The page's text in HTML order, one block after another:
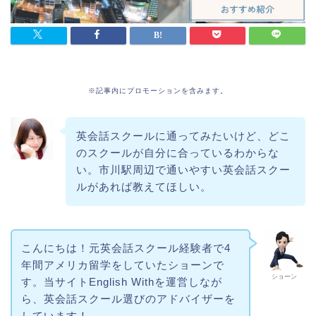
※記事内にプロモーションを含みます。
英会話スクールに通ってみたいけど、どこ
のスクールが自分に合っているわからな
い。市川駅周辺で通いやすい英会話スクー
ルがあれば教えてほしい。
ショーン
こんにちは！元英会話スクール経験者で4
年間アメリカ留学をしていたショーンで
す。当サイトEnglish Withを運営しなが
ら、英会話スクール選びのアドバイザーを